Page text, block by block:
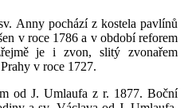
Anny pochází z kostela pavlínů
v roce 1786 a v období reforem
je i zvon, slitý zvonařem
v roce 1727.
od J. Umlaufa z r. 1877. Boční